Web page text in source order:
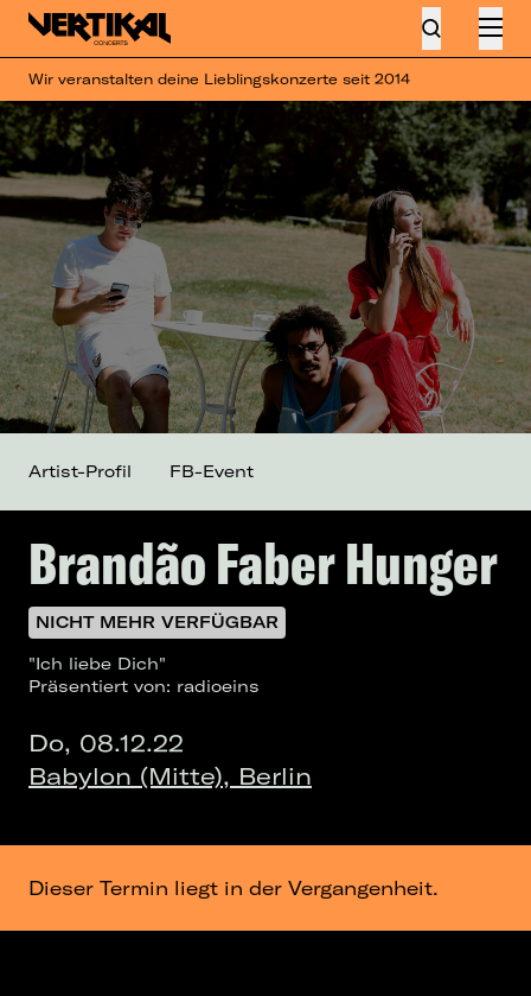
Wir veranstalten deine Lieblingskonzerte seit 2014
Brandão Faber Hunger
NICHT MEHR VERFÜGBAR
"Ich liebe Dich"
Präsentiert von: radioeins
Do, 08.12.22
Babylon (Mitte), Berlin
Artist-Profil FB-Event
Dieser Termin liegt in der Vergangenheit.